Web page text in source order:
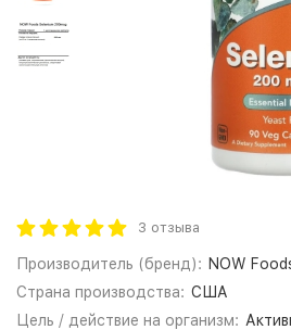
3 отзыва
Производитель (бренд): NOW
Страна производства: США
Цель / действие на организм: